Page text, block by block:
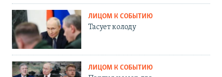
ЛИЦОМ К СОБЫТИЮ
Тасует колоду
ЛИЦОМ К СОБЫТИЮ